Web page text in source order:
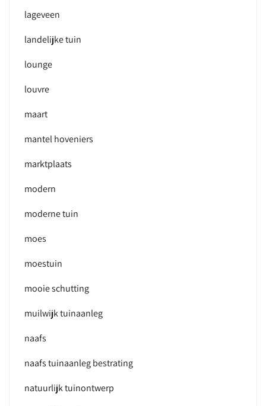
lageveen
landelijke tuin
lounge
louvre
maart
mantel hoveniers
marktplaats
modern
moderne tuin
moes
moestuin
mooie schutting
muilwijk tuinaanleg
naafs
naafs tuinaanleg bestrating
natuurlijk tuinontwerp